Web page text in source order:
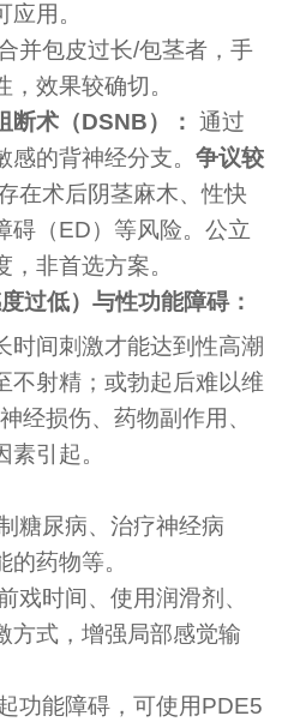
用。
并包皮过长/包茎者，手
效果较确切。
断术（DSNB）： 通过
感的背神经分支。争议较
在术后阴茎麻木、性快
碍（ED）等风险。公立
，非首选方案。
过低）与性功能障碍：
时间刺激才能达到性高潮
不射精；或勃起后难以维
经损伤、药物副作用、
引起。
糖尿病、治疗神经病
药物等。
戏时间、使用润滑剂、
方式，增强局部感觉输
功能障碍，可使用PDE5